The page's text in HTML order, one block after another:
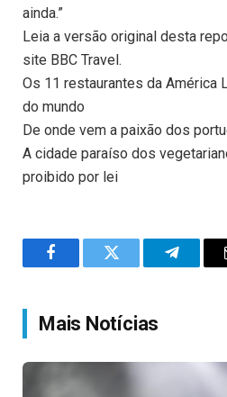
ainda.”
Leia a versão original desta
site BBC Travel.
Os 11 restaurantes da América
do mundo
De onde vem a paixão dos
A cidade paraíso dos
proibido por lei
FacebookTwitter
Mais Notícias